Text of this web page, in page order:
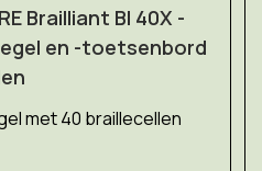
Brailliant BI 40X -
en -toetsenbord
met 40 braillecellen